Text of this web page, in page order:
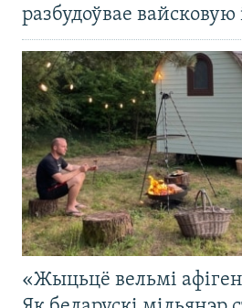
разбудоўвае вайсковую
«Жыцьцё вельмі